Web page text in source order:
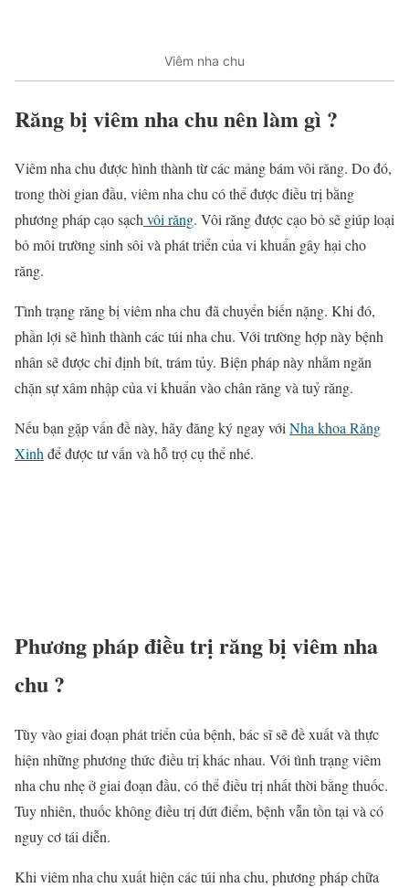
Viêm nha chu
Răng bị viêm nha chu nên làm gì ?
Viêm nha chu được hình thành từ các mảng bám vôi răng. Do đó,
trong thời gian đầu, viêm nha chu có thể được điều trị bằng
phương pháp cạo sạchvôi răng. Vôi răng được cạo bỏ sẽ giúp loại
bỏ môi trường sinh sôi và phát triển của vi khuẩn gây hại cho
răng.
Tình trạng răng bị viêm nha chu đã chuyển biến nặng. Khi đó,
phần lợi sẽ hình thành các túi nha chu. Với trường hợp này bệnh
nhân sẽ được chỉ định bít, trám tủy. Biện pháp này nhằm ngăn
chặn sự xâm nhập của vi khuẩn vào chân răng và tuỷ răng.
Nếu bạn gặp vấn đề này, hãy đăng ký ngay vớiNha khoa Răng
Xinhđể được tư vấn và hỗ trợ cụ thể nhé.
Phương pháp điều trị răng bị viêm nha
chu ?
Tùy vào giai đoạn phát triển của bệnh, bác sĩ sẽ đề xuất và thực
hiện những phương thức điều trị khác nhau. Với tình trạng viêm
nha chu nhẹ ở giai đoạn đầu, có thể điều trị nhất thời bằng thuốc.
Tuy nhiên, thuốc không điều trị dứt điểm, bệnh vẫn tồn tại và có
nguy cơ tái diễn.
Khi viêm nha chu xuất hiện các túi nha chu, phương pháp chữa